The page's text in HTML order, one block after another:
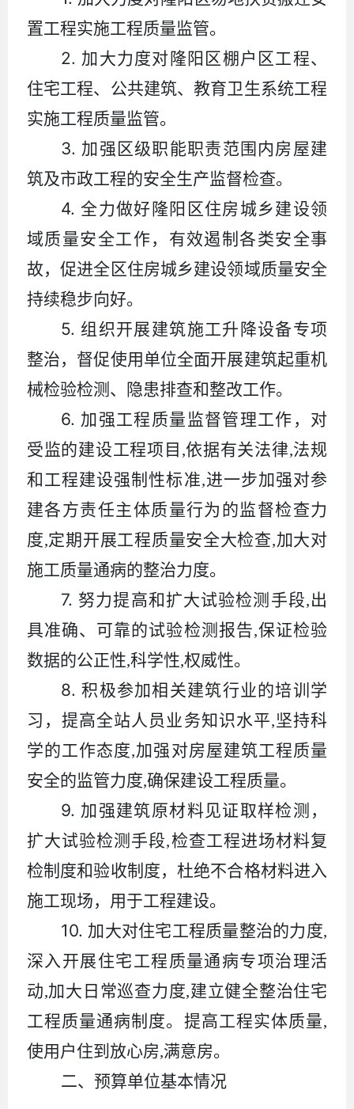
置工程实施工程质量监管。
2. 加大力度对隆阳区棚户区工程、
住宅工程、公共建筑、教育卫生系统工程
实施工程质量监管。
3. 加强区级职能职责范围内房屋建
筑及市政工程的安全生产监督检查。
4.全力做好隆阳区住房城乡建设领
域质量安全工作，有效遏制各类安全事
故，促进全区住房城乡建设领域质量安全
持续稳步向好。
5. 组织开展建筑施工升降设备专项
整治，督促使用单位全面开展建筑起重机
械检验检测、隐患排查和整改工作。
6. 加强工程质量监督管理工作，对
受监的建设工程项目 ,依据有关法律,法规
和工程建设强制性标准,进一步加强对参
建各方责任主体质量行为的监督检查力
度,定期开展工程质量安全大检查,加大对
施工质量通病的整治力度。
7. 努力提高和扩大试验检测手段,出
具准确、可靠的试验检测报告,保证检验
数据的公正性,科学性,权威性。
8.积极参加相关建筑行业的培训学
习，提高全站人员业务知识水平,坚持科
学的工作态度,加强对房屋建筑工程质量
安全的监管力度,确保建设工程质量。
9. 加强建筑原材料见证取样检测，
扩大试验检测手段,检查工程进场材料复
检制度和验收制度，杜绝不合格材料进入
施工现场，用于工程建设。
10. 加大对住宅工程质量整治的力度,
深入开展住宅工程质量通病专项治理活
动,加大日常巡查力度,建立健全整治住宅
工程质量通病制度。提高工程实体质量,
使用户住到放心房,满意房。
二、预算单位基本情况